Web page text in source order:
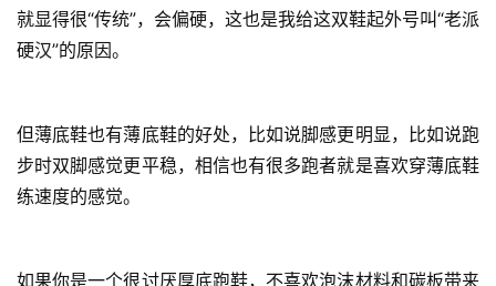
就显得很“传统”，会偏硬，这也是我给这双鞋起外号叫“老派
硬汉”的原因。
但薄底鞋也有薄底鞋的好处，比如说脚感更明显，比如说跑
步时双脚感觉更平稳，相信也有很多跑者就是喜欢穿薄底鞋
练速度的感觉。
如果你是一个很讨厌厚底跑鞋，不喜欢泡沫材料和碳板带来